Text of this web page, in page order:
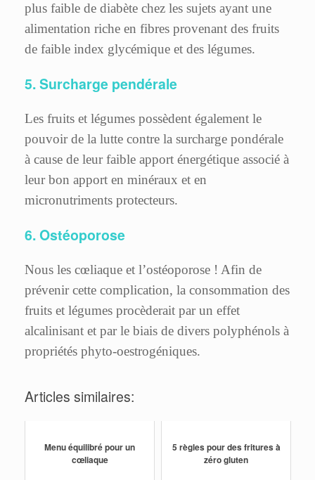
plus faible de diabète chez les sujets ayant une
alimentation riche en fibres provenant des fruits
de faible index glycémique et des légumes.
5. Surcharge pendérale
Les fruits et légumes possèdent également le
pouvoir de la lutte contre la surcharge pondérale
à cause de leur faible apport énergétique associé à
leur bon apport en minéraux et en
micronutriments protecteurs.
6. Ostéoporose
Nous les cœliaque et l’ostéoporose ! Afin de
prévenir cette complication, la consommation des
fruits et légumes procèderait par un effet
alcalinisant et par le biais de divers polyphénols à
propriétés phyto-oestrogéniques.
Articles similaires:
Menu équilibré pour un
cœliaque
5 règles pour des fritures à
zéro gluten